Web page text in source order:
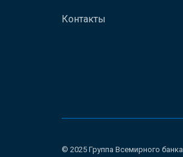
Контакты
© 2025 Группа Всемирного